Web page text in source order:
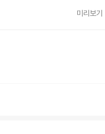
미리보기